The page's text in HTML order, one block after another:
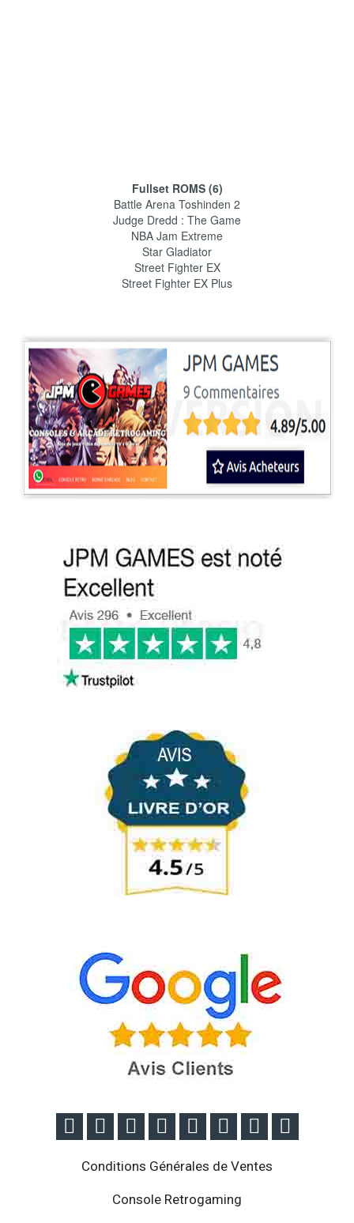
Fullset ROMS (6)
Battle Arena Toshinden 2
Judge Dredd : The Game
NBA Jam Extreme
Star Gladiator
Street Fighter EX
Street Fighter EX Plus
       
Conditions Générales de Ventes
Console Retrogaming